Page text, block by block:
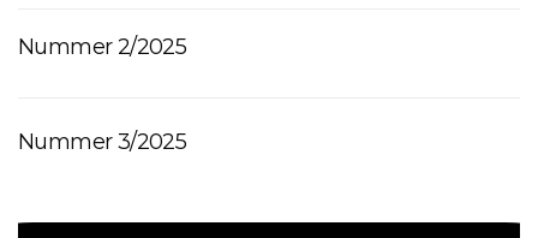
Nummer 2/2025
Nummer 3/2025